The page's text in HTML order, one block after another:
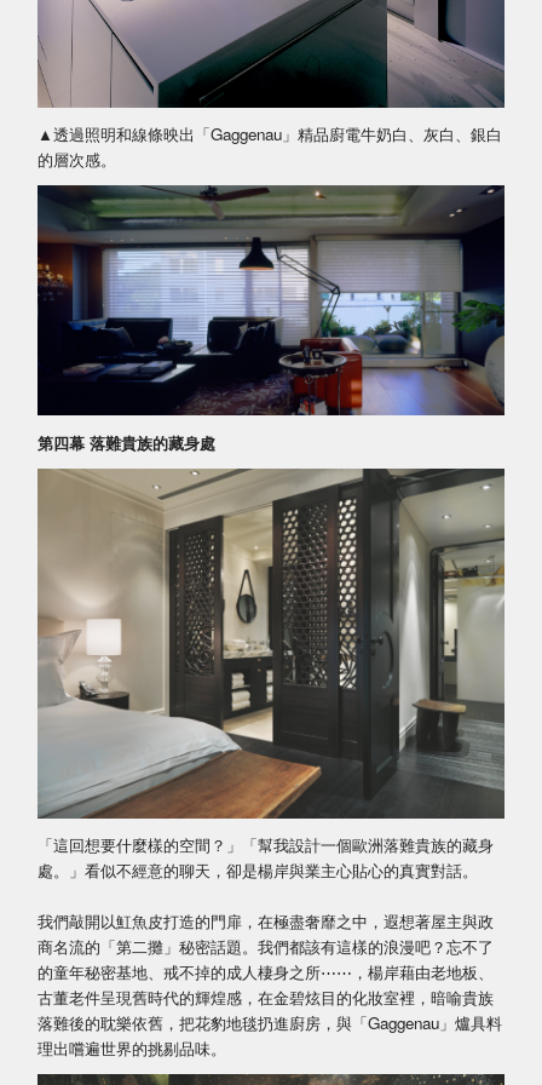
▲透過照明和線條映出「Gaggenau」精品廚電牛奶白、灰白、銀白
的層次感。
第四幕 落難貴族的藏身處
「這回想要什麼樣的空間？」「幫我設計一個歐洲落難貴族的藏身
處。」看似不經意的聊天，卻是楊岸與業主心貼心的真實對話。
我們敲開以魟魚皮打造的門扉，在極盡奢靡之中，遐想著屋主與政
商名流的「第二攤」秘密話題。我們都該有這樣的浪漫吧？忘不了
的童年秘密基地、戒不掉的成人棲身之所⋯⋯，楊岸藉由老地板、
古董老件呈現舊時代的輝煌感，在金碧炫目的化妝室裡，暗喻貴族
落難後的耽樂依舊，把花豹地毯扔進廚房，與「Gaggenau」爐具料
理出嚐遍世界的挑剔品味。